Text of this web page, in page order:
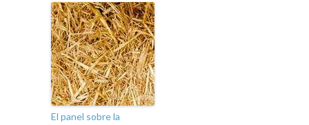
El panel sobre la